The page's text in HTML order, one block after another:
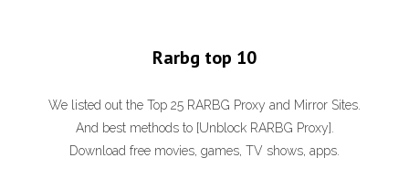
Rarbg top 10
We listed out the Top 25 RARBG Proxy and Mirror Sites.
And best methods to [Unblock RARBG Proxy].
Download free movies, games, TV shows, apps.